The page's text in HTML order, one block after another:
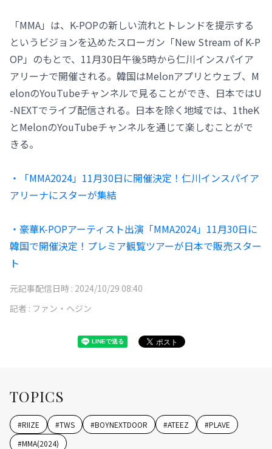
「MMA」は、K-POPの新しい流れとトレンドを提示する
というビジョンを込めたスローガン「New Stream of K-P
OP」のもとで、11月30日午後5時から仁川インスパイア
アリーナで開催される。韓国はMelonアプリとウェブ、M
elonのYouTubeチャンネルで見ることができ、日本ではU
-NEXTでライブ配信される。日本を除く地域では、1theK
とMelonのYouTubeチャンネルを通じて楽しむことがで
きる。
・「MMA2024」11月30日に開催決定！仁川インスパイア
アリーナにスターが集結
・豪華K-POPアーティスト出演「MMA2024」11月30日に
韓国で開催決定！プレミア観覧ツアーが日本で販売スター
ト
元記事配信日時 : 2024/10/29 08:40
記者 : ファン・ヘジン
TOPICS
#RIIZE #TWS #BOYNEXTDOOR #ATEEZ #PLAVE
#MMA(2024)